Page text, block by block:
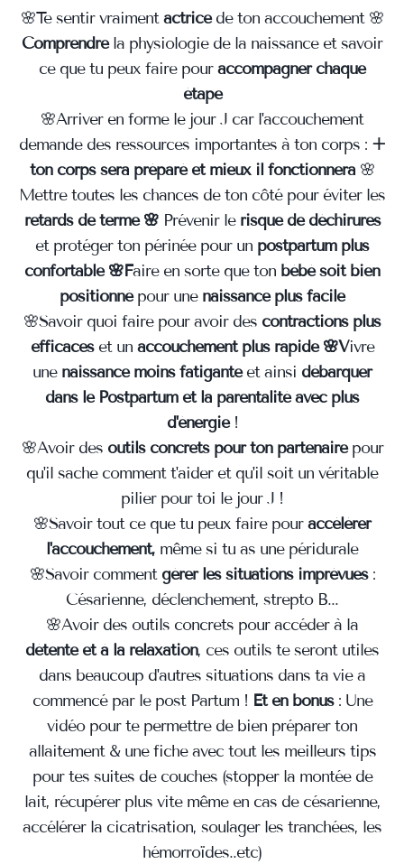
🌸Te sentir vraimentactricede ton accouchement 🌸
Comprendrela physiologie de la naissance et savoir
ce que tu peux faire pouraccompagner chaque
étape
🌸Arriver en forme le jour J car l'accouchement
demande des ressources importantes à ton corps : +
ton corps sera préparé et mieux il fonctionnera 🌸
Mettre toutes les chances de ton côté pour éviter les
retards de terme 🌸Prévenir le risque de déchirures
et protéger ton périnée pour un postpartum plus
confortable 🌸Faire en sorte que ton bébé soit bien
positionnépour une naissance plus facile
🌸Savoir quoi faire pour avoir des contractions plus
efficaceset un accouchement plus rapide 🌸Vivre
une naissance moins fatiganteet ainsi débarquer
dans le Postpartum et la parentalité avec plus
d'énergie !
🌸Avoir des outils concrets pour ton partenairepour
qu'il sache comment t'aider et qu'il soit un véritable
pilier pour toi le jour J !
🌸Savoir tout ce que tu peux faire pouraccélérer
l'accouchement, même si tu as une péridurale
🌸Savoir comment gérer les situations imprévues :
Césarienne, déclenchement, strepto B...
🌸Avoir des outils concrets pour accéder à la
détente et à la relaxation, ces outils te seront utiles
dans beaucoup d'autres situations dans ta vie a
commencé par le post Partum ! Et en bonus : Une
vidéo pour te permettre de bien préparer ton
allaitement & une fiche avec tout les meilleurs tips
pour tes suites de couches (stopper la montée de
lait, récupérer plus vite même en cas de césarienne,
accélérer la cicatrisation, soulager les tranchées, les
hémorroïdes..etc)